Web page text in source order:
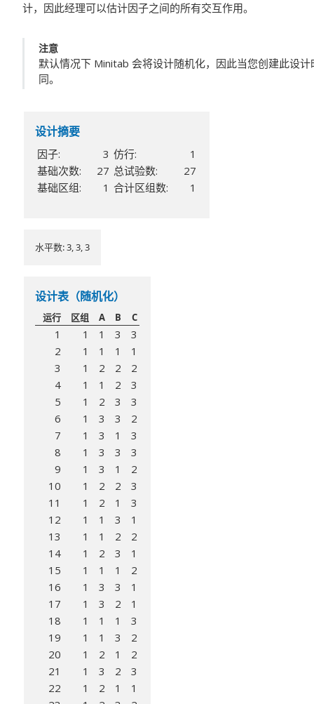
计，因此经理可以估计因子之间的所有交互作用。
注意
默认情况下 Minitab 会将设计随机化，因此当您创建此设
同。
设计摘要
因子: 3 仿行:
1
基础次数:
27 总试验数:
27
基础区组:
1 合计区组数: 1
水平数: 3, 3, 3
设计表（随机化）
运行 区组 A B C
1 1 1 3
3
2
1 1 1
1
3
1 2 2
2
4
1 1 2
3
5
1 2 3
3
6
1 3 3
2
7
1 3 1
3
8
1 3 3
3
9
1 3 1
2
10
1 2 2
3
11
1 2 1
3
12
1 1 3
1
13
1 1 2
2
14
1 2 3
1
15
1 1 1
2
16
1 3 3
1
17
1 3 2
1
18
1 1 1
3
19
1 1 3
2
20
1 2 1
2
21
1 3 2
3
22
1 2 1
1